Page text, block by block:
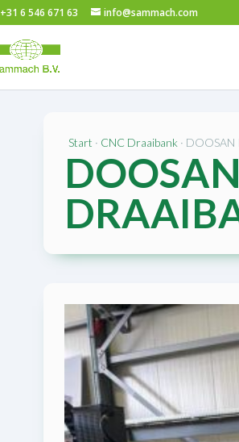
+31 6 546 671 63 info@sammach.com
Start · CNC Draaibank ·